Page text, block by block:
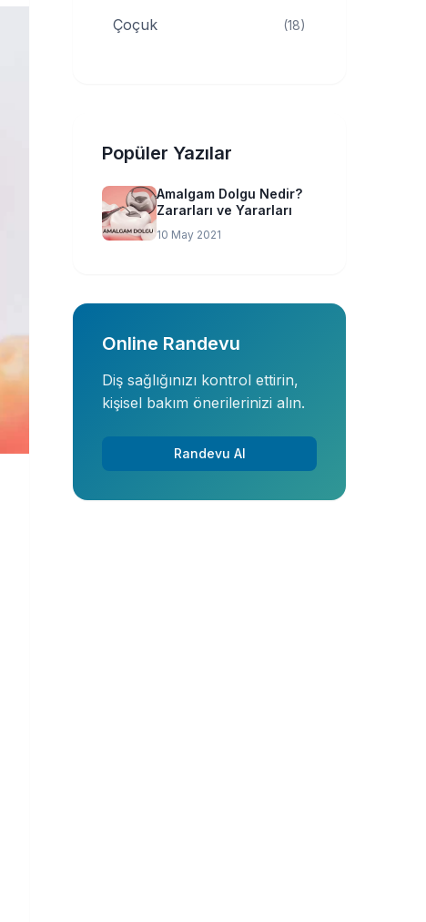
Çoçuk (18)
Popüler Yazılar
Amalgam Dolgu Nedir?
Zararları ve Yararları
10 May 2021
Online Randevu
Diş sağlığınızı kontrol ettirin,
kişisel bakım önerilerinizi alın.
Randevu Al